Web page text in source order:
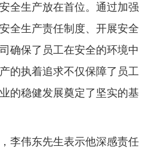
全生产放在首位。通过加强
全生产责任制度、开展安全
确保了员工在安全的环境中
的执着追求不仅保障了员工
的稳健发展奠定了坚实的基
李伟东先生表示他深感责任